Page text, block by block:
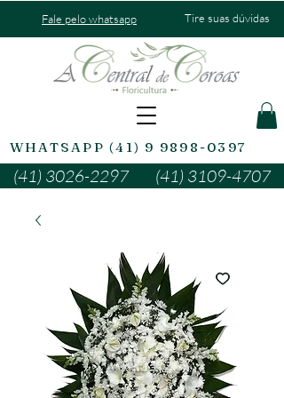
Fale pelo whatsapp Tire suas dúvidas
(41) 3109-4707
(41) 3026-2297
WHATSAPP (41) 9 9898-0397